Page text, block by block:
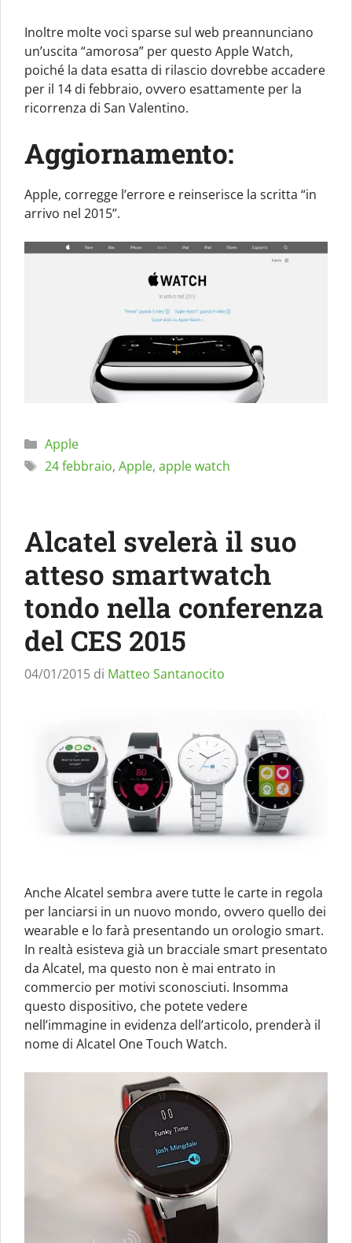
Inoltre molte voci sparse sul web preannunciano
un’uscita “amorosa” per questo Apple Watch,
poiché la data esatta di rilascio dovrebbe accadere
per il 14 di febbraio, ovvero esattamente per la
ricorrenza di San Valentino.
Aggiornamento:
Apple, corregge l’errore e reinserisce la scritta “in
arrivo nel 2015”.
Categorie
Apple
Tag
24 febbraio, Apple, apple watch
Alcatel svelerà il suo
atteso smartwatch
tondo nella conferenza
del CES 2015
04/01/2015 di Matteo Santanocito
Anche Alcatel sembra avere tutte le carte in regola
per lanciarsi in un nuovo mondo, ovvero quello dei
wearable e lo farà presentando un orologio smart.
In realtà esisteva già un bracciale smart presentato
da Alcatel, ma questo non è mai entrato in
commercio per motivi sconosciuti. Insomma
questo dispositivo, che potete vedere
nell’immagine in evidenza dell’articolo, prenderà il
nome di Alcatel One Touch Watch.